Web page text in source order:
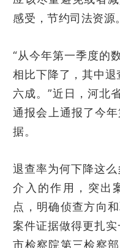
感受，节约司法资源。
“从今年第一季度的
相比下降了，其中
六成。”近日，河北
通报会上通报了今
据。
退查率为何下降这
介入的作用，突出
点，明确侦查方向
案件证据做得更扎
市检察院第三检察